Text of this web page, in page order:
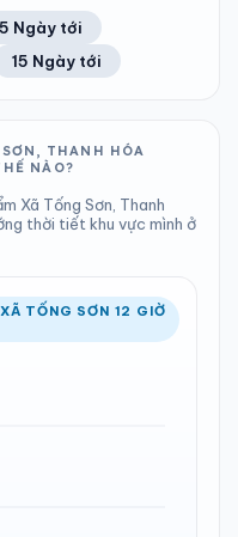
52%
năng mưa
hPa
Bình thường
Ước lượng
năng mưa
Tốc độ gió
NHÌN
SUẤT
hPa
thường
năng mưa
5 Ngày tới
15 Ngày tới
THANH HÓA
NÀO?
Xã Tống Sơn, Thanh
thời tiết khu vực mình ở
TỐNG SƠN 12 GIỜ